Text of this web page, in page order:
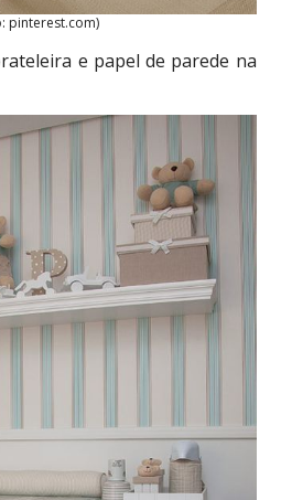
pinterest.com)
e papel de parede na